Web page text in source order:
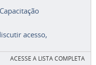
acesso,
ACESSE A LISTA COMPLETA